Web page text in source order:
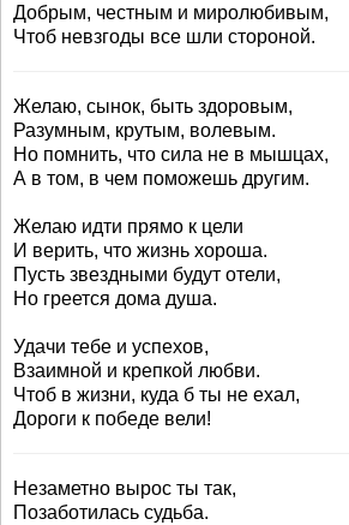
Добрым, честным и миролюбивым,
Чтоб невзгоды все шли стороной.
Желаю, сынок, быть здоровым,
Разумным, крутым, волевым.
Но помнить, что сила не в мышцах,
А в том, в чем поможешь другим.
Желаю идти прямо к цели
И верить, что жизнь хороша.
Пусть звездными будут отели,
Но греется дома душа.
Удачи тебе и успехов,
Взаимной и крепкой любви.
Чтоб в жизни, куда б ты не ехал,
Дороги к победе вели!
Незаметно вырос ты так,
Позаботилась судьба.